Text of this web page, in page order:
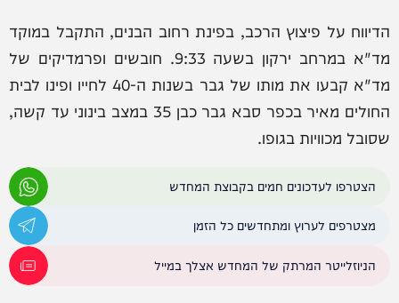
הדיווח על פיצוץ הרכב, בפינת רחוב הבנים, התקבל במוקד
מד"א במרחב ירקון בשעה 9:33. חובשים ופרמדיקים של
מד"א קבעו את מותו של גבר בשנות ה-40 לחייו ופינו לבית
החולים מאיר בכפר סבא גבר כבן 35 במצב בינוני עד קשה,
שסובל מכוויות בגופו.
הצטרפו לעדכונים חמים בקבוצת המחדש
מצטרפים לערוץ ומתחדשים כל הזמן
הניוזלייטר המרתק של המחדש אצלך במייל